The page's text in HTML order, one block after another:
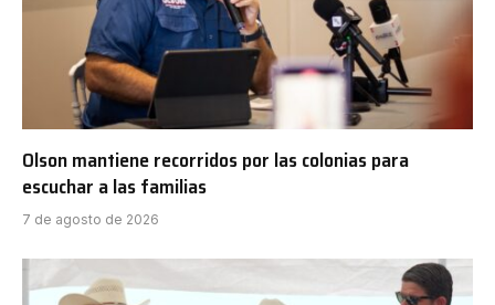
Olson mantiene recorridos por las colonias para
escuchar a las familias
7 de agosto de 2026